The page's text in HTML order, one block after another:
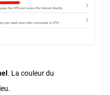
. La couleur du